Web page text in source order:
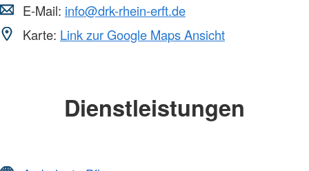
E-Mail: info@drk-rhein-erft.de
Karte: Link zur Google Maps Ansicht
Dienstleistungen